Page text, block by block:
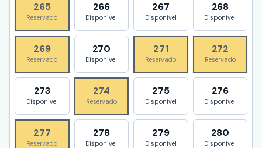
265
Reservado
266
Disponivel
267
Disponivel
268
Disponivel
269
Reservado
270
Disponivel
271
Reservado
272
Reservado
273
Disponivel
274
Reservado
275
Disponivel
276
Disponivel
277
Reservado
278
Disponivel
279
Disponivel
280
Disponivel